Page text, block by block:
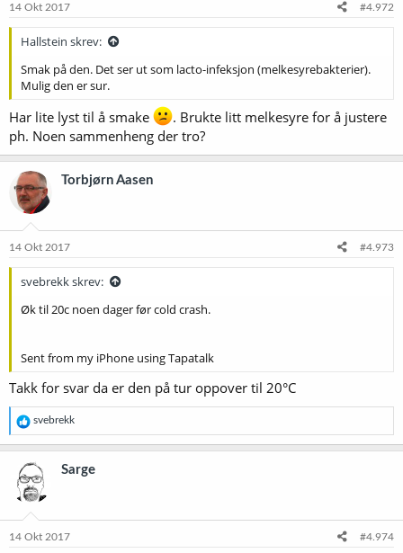
14 Okt 2017 #4.972
Hallstein skrev:
Smak på den. Det ser ut som lacto-infeksjon (melkesyrebakterier).
Mulig den er sur.
Har lite lyst til å smake
. Brukte litt melkesyre for å justere
ph. Noen sammenheng der tro?
Torbjørn Aasen
14 Okt 2017 #4.973
svebrekk skrev:
Øk til 20c noen dager før cold crash.
Sent from my iPhone using Tapatalk
Takk for svar da er den på tur oppover til 20°C
R
e
a
k
s
j
o
e
svebrekk
Sarge
14 Okt 2017 #4.974